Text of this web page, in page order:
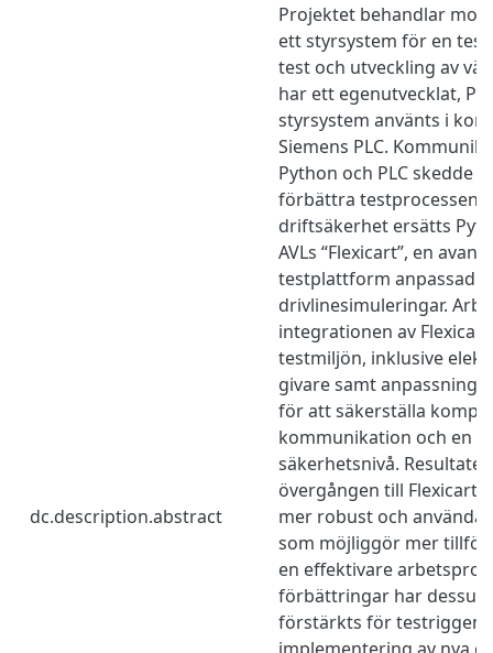
dc.description.abstract
Projektet behandlar
ett styrsystem för en
test och utveckling av
har ett egenutvecklat,
styrsystem använts i
Siemens PLC.
Python och PLC skedde
förbättra
driftsäkerhet ersätts
AVLs “Flexicart”, en
testplattform anpassad
drivlinesimuleringar.
integrationen av
testmiljön, inklusive
givare samt anpassning
för att säkerställa
kommunikation och en
säkerhetsnivå.
övergången till Flexicart
mer robust och
som möjliggör mer
en effektivare
förbättringar har
förstärkts för testriggen